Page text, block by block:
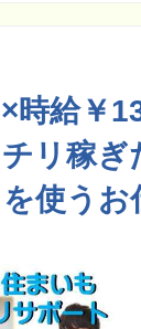
時給￥
リ稼
使うお